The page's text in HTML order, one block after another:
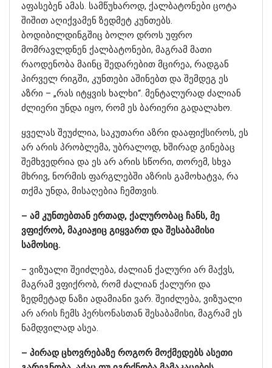
აფასებენ ამას. სამწუხაროდ, ქალბატონები ცოტა
შიშით აღიქვამენ ზედმეტ კუნთებს.
ბოდიბილდინგშიც ბოლო დროს უფრო
მომრავლდნენ ქალბატონები, მაგრამ მათი
რაოდენობა მაინც შედარებით მცირეა, რადგან
პირველ რიგში, კუნთები აშინებთ და შემდეგ ეს
აზრი – „რას იტყვის ხალხი“. მენტალურად ძალიან
ძლიერი უნდა იყო, რომ ეს ბარიერი გადალახო.
ყველას შეუძლია, საკუთარი აზრი დააფიქსიროს, ეს
არ არის პრობლემა, უბრალოდ, ხშირად გინებაც
შემხვედრია და ეს არ არის სწორი, თორემ, სხვა
მხრივ, ნორმის ფარგლებში აზრის გამოხატვა, რა
თქმა უნდა, მისაღებია ჩემთვის.
– ამ კუნთებთან ერთად, ქალურობაც ჩანს, მე
ვფიქრობ, მაკიაჟიც გიყვართ და შესაბამისი
სამოსიც.
– ვიზუალი შეიძლება, ძალიან ქალური არ მაქვს,
მაგრამ ვფიქრობ, რომ ძალიან ქალური და
ზედმეტად ნაზი ადამიანი ვარ. შეიძლება, ვიზუალი
არ არის ჩემს პერსონასთან შესაბამისი, მაგრამ ეს
ნამდვილად ასეა.
– პირად ცხოვრებაზე როგორ მოქმედებს ასეთი